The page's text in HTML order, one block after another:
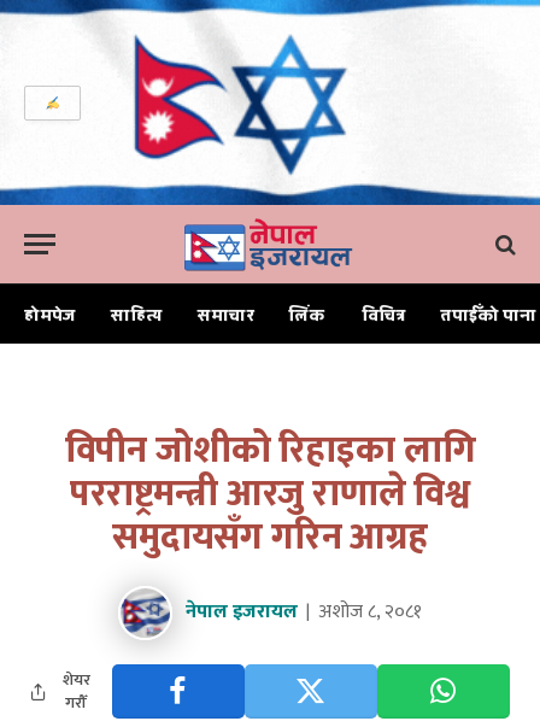
होमपेज साहित्य समाचार लिंक विचित्र तपाईँको पाना
विपीन जोशीको रिहाइका लागि
परराष्ट्रमन्त्री आरजु राणाले विश्व
समुदायसँग गरिन आग्रह
नेपाल इजरायल अशोज ८, २०८१
शेयर
गरौँ